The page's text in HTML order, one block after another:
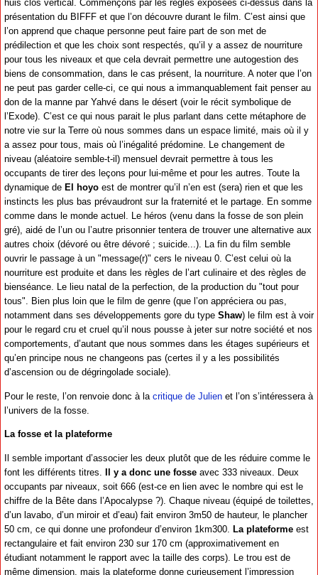
huis clos vertical. Commençons par les règles exposées ci-dessus dans la
présentation du BIFFF et que l’on découvre durant le film. C’est ainsi que
l’on apprend que chaque personne peut faire part de son met de
prédilection et que les choix sont respectés, qu’il y a assez de nourriture
pour tous les niveaux et que cela devrait permettre une autogestion des
biens de consommation, dans le cas présent, la nourriture. A noter que l’on
ne peut pas garder celle-ci, ce qui nous a immanquablement fait penser au
don de la manne par Yahvé dans le désert (voir le récit symbolique de
l’Exode). C’est ce qui nous parait le plus parlant dans cette métaphore de
notre vie sur la Terre où nous sommes dans un espace limité, mais où il y
a assez pour tous, mais où l’inégalité prédomine. Le changement de
niveau (aléatoire semble-t-il) mensuel devrait permettre à tous les
occupants de tirer des leçons pour lui-même et pour les autres. Toute la
dynamique de El hoyo est de montrer qu’il n’en est (sera) rien et que les
instincts les plus bas prévaudront sur la fraternité et le partage. En somme
comme dans le monde actuel. Le héros (venu dans la fosse de son plein
gré), aidé de l’un ou l’autre prisonnier tentera de trouver une alternative aux
autres choix (dévoré ou être dévoré ; suicide...). La fin du film semble
ouvrir le passage à un "message(r)" cers le niveau 0. C’est celui où la
nourriture est produite et dans les règles de l’art culinaire et des règles de
bienséance. Le lieu natal de la perfection, de la production du "tout pour
tous". Bien plus loin que le film de genre (que l’on appréciera ou pas,
notamment dans ses développements gore du type Shaw) le film est à voir
pour le regard cru et cruel qu’il nous pousse à jeter sur notre société et nos
comportements, d’autant que nous sommes dans les étages supérieurs et
qu’en principe nous ne changeons pas (certes il y a les possibilités
d’ascension ou de dégringolade sociale).
Pour le reste, l’on renvoie donc à la critique de Julien et l’on s’intéressera à
l’univers de la fosse.
La fosse et la plateforme
Il semble important d’associer les deux plutôt que de les réduire comme le
font les différents titres. Il y a donc une fosse avec 333 niveaux. Deux
occupants par niveaux, soit 666 (est-ce en lien avec le nombre qui est le
chiffre de la Bête dans l’Apocalypse ?). Chaque niveau (équipé de toilettes,
d’un lavabo, d’un miroir et d’eau) fait environ 3m50 de hauteur, le plancher
50 cm, ce qui donne une profondeur d’environ 1km300. La plateforme est
rectangulaire et fait environ 230 sur 170 cm (approximativement en
étudiant notamment le rapport avec la taille des corps). Le trou est de
même dimension, mais la plateforme donne curieusement l’impression